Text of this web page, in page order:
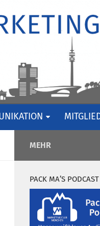
MEHR
PACK MA’S PODCAST